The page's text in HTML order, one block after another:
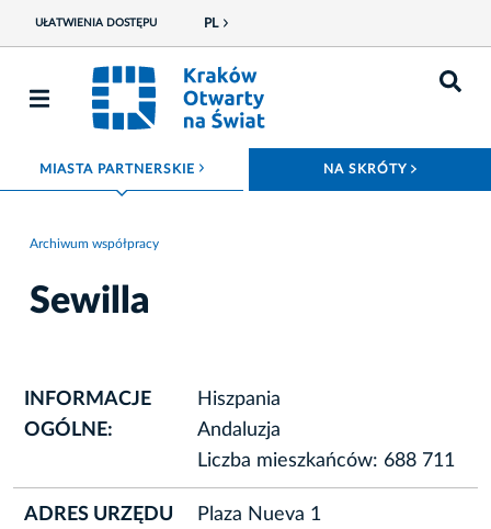
UŁATWIENIA DOSTĘPU PL
MIASTA PARTNERSKIE ROZWIŃ MENU NA SKRÓTY
Archiwum współpracy
Sewilla
INFORMACJE
OGÓLNE:
Hiszpania
Andaluzja
Liczba mieszkańców: 688 711
ADRES URZĘDU
Plaza Nueva 1